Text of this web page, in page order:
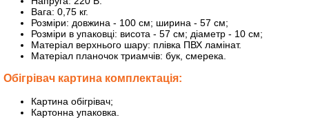
Вага: 0,75 кг.
Розміри: довжина - 100 см; ширина - 57 см;
Розміри в упаковці: висота - 57 см; діаметр - 10 см;
Матеріал верхнього шару: плівка ПВХ ламінат.
Матеріал планочок триамчів: бук, смерека.
Обігрівач картина комплектація:
Картина обігрівач;
Картонна упаковка.